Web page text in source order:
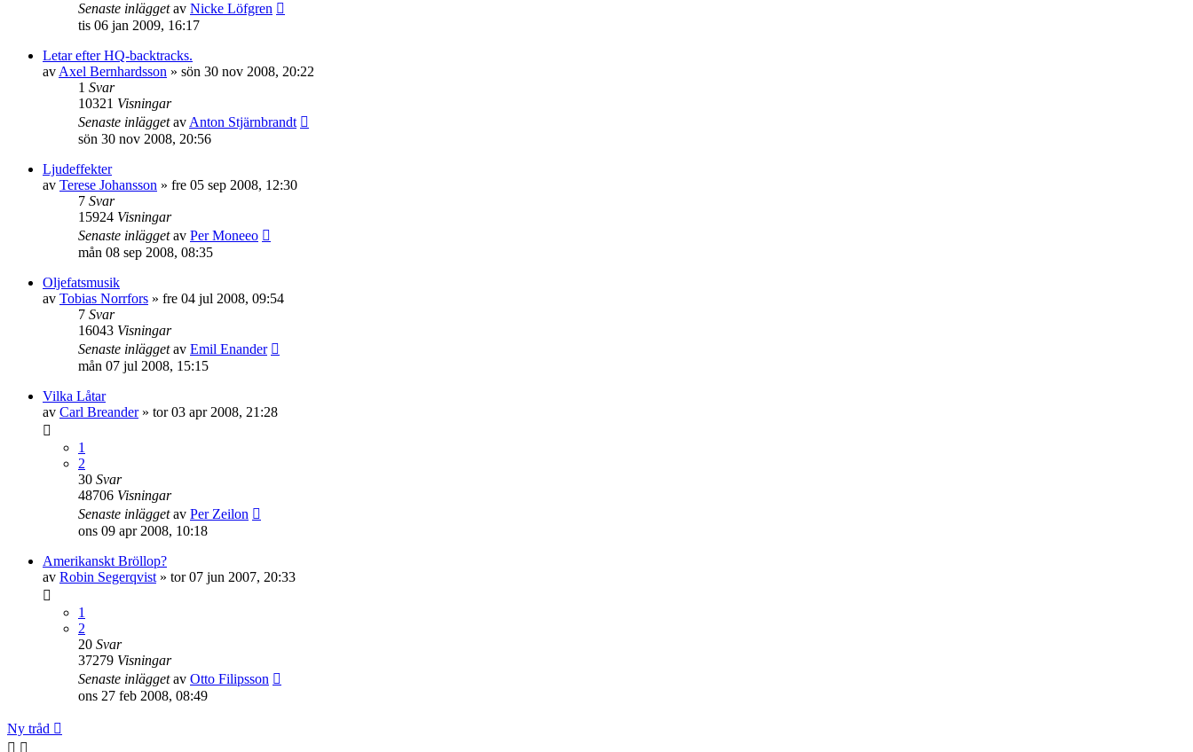
Senaste inläggetav Nicke Löfgren
tis 06 jan 2009, 16:17
Letar efter HQ-backtracks.
av Axel Bernhardsson » sön 30 nov 2008, 20:22
1 Svar
10321 Visningar
Senaste inläggetav Anton Stjärnbrandt
sön 30 nov 2008, 20:56
Ljudeffekter
av Terese Johansson » fre 05 sep 2008, 12:30
7 Svar
15924 Visningar
Senaste inläggetav Per Moneeo
mån 08 sep 2008, 08:35
Oljefatsmusik
av Tobias Norrfors » fre 04 jul 2008, 09:54
7 Svar
16043 Visningar
Senaste inläggetav Emil Enander
mån 07 jul 2008, 15:15
Vilka Låtar
av Carl Breander» tor 03 apr 2008, 21:28
1
2
30 Svar
48706 Visningar
Senaste inläggetav Per Zeilon
ons 09 apr 2008, 10:18
Amerikanskt Bröllop?
av Robin Segerqvist » tor 07 jun 2007, 20:33
1
2
20 Svar
37279 Visningar
Senaste inläggetav Otto Filipsson
ons 27 feb 2008, 08:49
Ny tråd